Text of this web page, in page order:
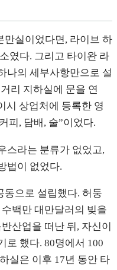
만실이었다면, 라이브 하
였다. 그리고 타이완 라
나의 세부사항만으로 설
리 지하실에 문을 연
시 상업처에 등록한 영
피, 담배, 술”이었다.
스라는 분류가 없었고,
법이 없었다.
동으로 설립했다. 허둥
백만 대만달러의 빚을
산업을 떠난 뒤, 자신이
로 했다. 80명에서 100
실은 이후 17년 동안 타